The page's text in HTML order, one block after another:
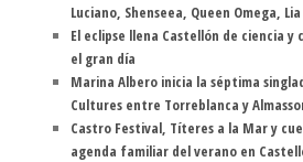
Luciano, Shenseea, Queen Omega,
El eclipse llena Castellón de ciencia
el gran día
Marina Albero inicia la séptima
Cultures entre Torreblanca y
Castro Festival, Títeres a la Mar y
agenda familiar del verano en